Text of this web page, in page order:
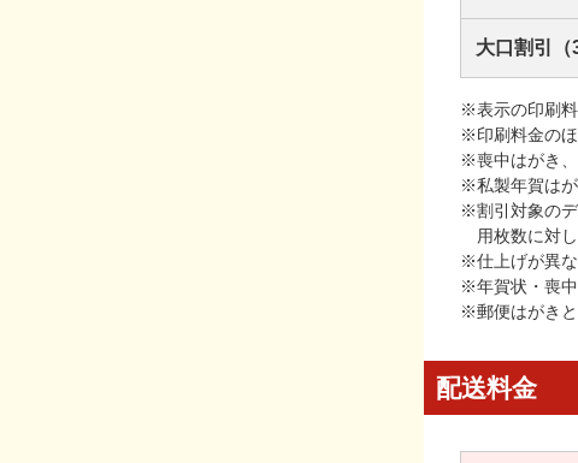
大口割引（
※表示の印刷料
※印刷料金のほ
※喪中はがき、
※私製年賀はが
※割引対象の
用枚数に対
※仕上げが異な
※年賀状・喪中
※郵便はがきと
配送料金